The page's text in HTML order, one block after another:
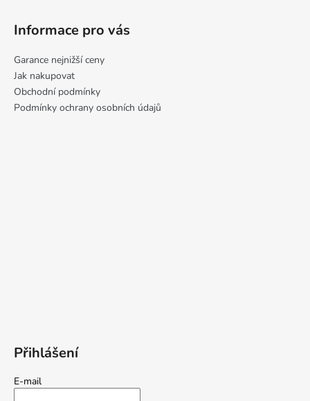
Informace pro vás
Garance nejnižší ceny
Jak nakupovat
Obchodní podmínky
Podmínky ochrany osobních údajů
Přihlášení
E-mail